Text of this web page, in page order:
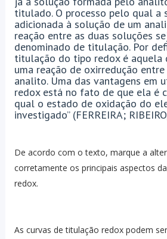
titulado. O processo pelo qual a
adicionada à solução de um
reação entre as duas soluções
denominado de titulação. Por
titulação do tipo redox é aquela
uma reação de oxirredução
analito. Uma das vantagens em
redox está no fato de que ela é
qual o estado de oxidação do
investigado” (FERREIRA;
De acordo com o texto, marque a
corretamente os principais aspectos
redox.
As curvas de titulação redox podem